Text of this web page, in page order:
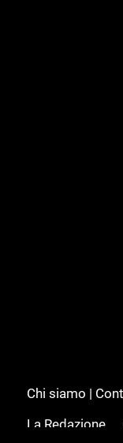
Chi siamo |
La Redazione